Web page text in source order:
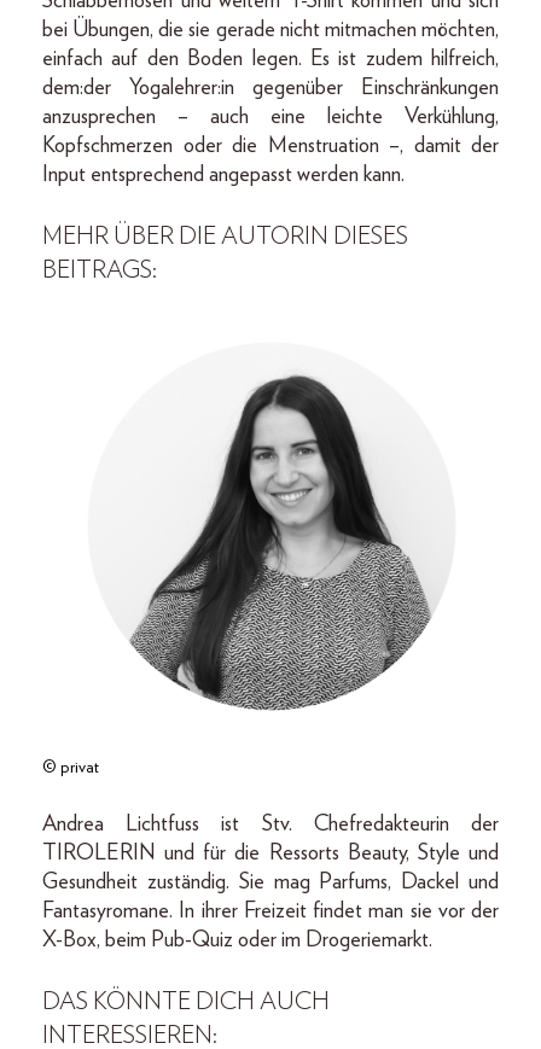
bei Übungen, die sie gerade nicht mitmachen möchten,
einfach auf den Boden legen. Es ist zudem hilfreich,
dem:der Yogalehrer:in gegenüber Einschränkungen
anzusprechen – auch eine leichte Verkühlung,
Kopfschmerzen oder die Menstruation –, damit der
Input entsprechend angepasst werden kann.
MEHR ÜBER DIE AUTORIN DIESES
BEITRAGS:
© privat
Andrea Lichtfuss ist Stv. Chefredakteurin der
TIROLERIN und für die Ressorts Beauty, Style und
Gesundheit zuständig. Sie mag Parfums, Dackel und
Fantasyromane. In ihrer Freizeit findet man sie vor der
X-Box, beim Pub-Quiz oder im Drogeriemarkt.
DAS KÖNNTE DICH AUCH
INTERESSIEREN: